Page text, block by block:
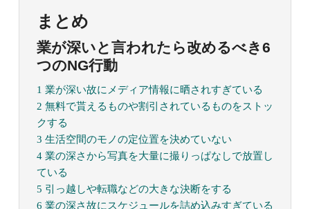
まとめ
業が深いと言われたら改めるべき6
つのNG行動
1 業が深い故にメディア情報に晒されすぎている
2 無料で貰えるものや割引されているものをストッ
クする
3 生活空間のモノの定位置を決めていない
4 業の深さから写真を大量に撮りっぱなしで放置し
ている
5 引っ越しや転職などの大きな決断をする
6 業の深さ故にスケジュールを詰め込みすぎている